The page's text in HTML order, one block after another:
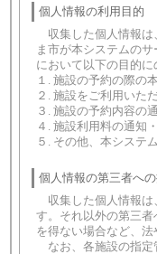
個人情報の利用目的
収集した個人情報は
ま市が本システムの
において以下の目的
１. 施設の予約の際の
２. 施設をご利用いた
３. 施設の予約内容の
４. 施設利用料の通知
５. その他、本システ
個人情報の第三者へ
収集した個人情報は
す。それ以外の第三
を得ない場合など、
なお、各施設の指定